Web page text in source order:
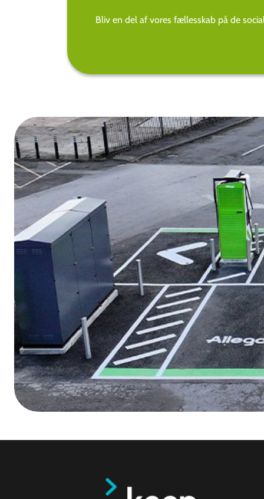
Bliv en del af vores fællesskab på de